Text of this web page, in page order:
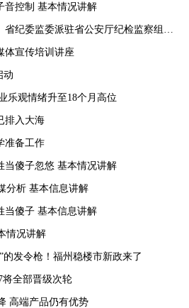
音控制 基本情况讲解
省公安厅纪检监察组原组长陈罡接受纪律审查和监察调查
体宣传培训讲座
动
乐观情绪升至18个月高位
排入大海
准备工作
当傻子忽悠 基本情况讲解
分析 基本信息讲解
当傻子 基本信息讲解
情况讲解
发令枪！福州稳楼市新政来了
将全部晋级次轮
高端产品仍有优势